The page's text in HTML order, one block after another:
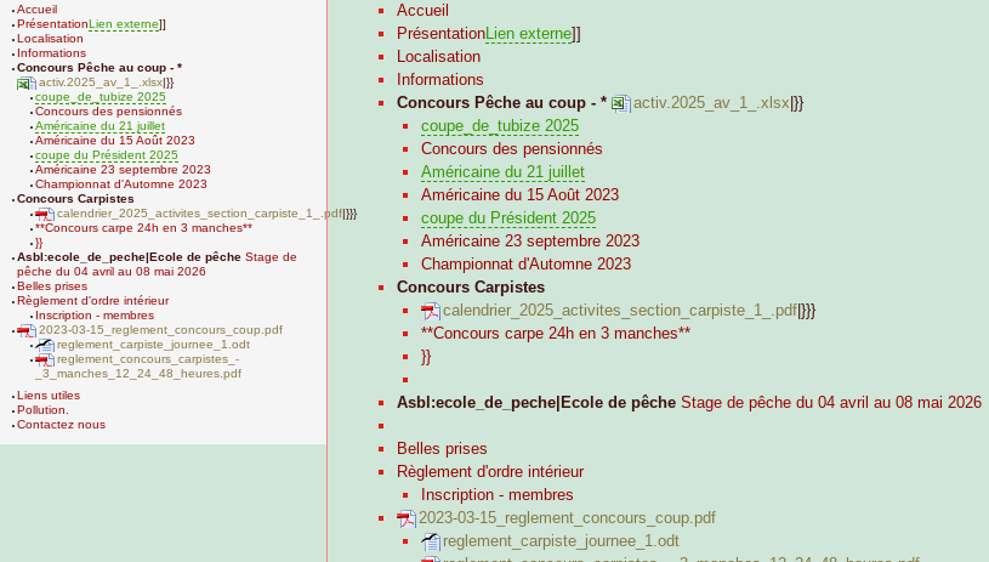
Accueil
PrésentationLien externe]]
Localisation
Informations
Concours Pêche au coup - *
activ.2025_av_1_.xlsx |}}
coupe_de_tubize 2025
Concours des pensionnés
Américaine du 21 juillet
Américaine du 15 Août 2023
coupe du Président 2025
Américaine 23 septembre 2023
Championnat d'Automne 2023
Concours Carpistes
calendrier_2025_activites_section_carpiste_1_.pdf|}}}
**Concours carpe 24h en 3 manches**
}}
Asbl:ecole_de_peche|Ecole de pêche Stage de
pêche du 04 avril au 08 mai 2026
Belles prises
Règlement d'ordre intérieur
Inscription - membres
2023-03-15_reglement_concours_coup.pdf
reglement_carpiste_journee_1.odt
reglement_concours_carpistes_-
_3_manches_12_24_48_heures.pdf
Liens utiles
Pollution.
Contactez nous
Accueil
PrésentationLien externe]]
Localisation
Informations
Concours Pêche au coup - *
activ.2025_av_1_.xlsx |}}
coupe_de_tubize 2025
Concours des pensionnés
Américaine du 21 juillet
Américaine du 15 Août 2023
coupe du Président 2025
Américaine 23 septembre 2023
Championnat d'Automne 2023
Concours Carpistes
calendrier_2025_activites_section_carpiste_1_.pdf|}}}
**Concours carpe 24h en 3 manches**
}}
Asbl:ecole_de_peche|Ecole de pêche Stage de pêche du 04 avril au 08 mai 2026
Belles prises
Règlement d'ordre intérieur
Inscription - membres
2023-03-15_reglement_concours_coup.pdf
reglement_carpiste_journee_1.odt